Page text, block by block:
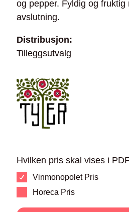
og pepper. Fyldig og fruktig
avslutning.
Distribusjon:
Tilleggsutvalg
Hvilken pris skal vises i
Vinmonopolet Pris
Horeca Pris